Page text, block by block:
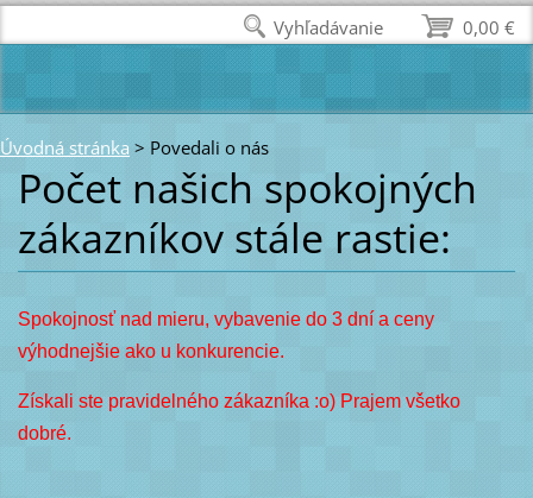
Úvodná stránka > Povedali o nás
Počet našich spokojných
zákazníkov stále rastie:
Spokojnosť nad mieru, vybavenie do 3 dní a ceny
výhodnejšie ako u konkurencie.
Získali ste pravidelného zákazníka :o) Prajem všetko
dobré.
0,00 €
Vyhľadávanie